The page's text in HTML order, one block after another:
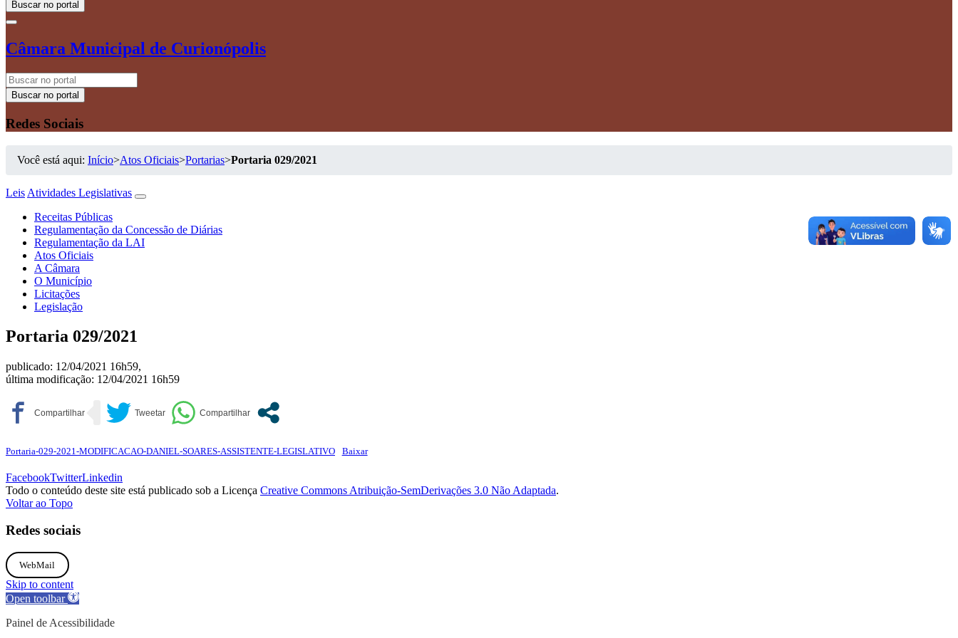
Buscar no portal
Câmara Municipal de Curionópolis
Buscar no portal
Redes Sociais
Você está aqui: Início>Atos Oficiais>Portarias>Portaria 029/2021
Leis Atividades Legislativas
Receitas Públicas
Regulamentação da Concessão de Diárias
Regulamentação da LAI
Atos Oficiais
A Câmara
O Município
Licitações
Legislação
Portaria 029/2021
publicado: 12/04/2021 16h59,
última modificação: 12/04/2021 16h59
Portaria-029-2021-MODIFICACAO-DANIEL-SOARES-ASSISTENTE-LEGISLATIVO Baixar
FacebookTwitterLinkedin
Todo o conteúdo deste site está publicado sob a Licença Creative Commons Atribuição-SemDerivações 3.0 Não Adaptada.
Voltar ao Topo
Redes sociais
WebMail
Skip to content
Open toolbar
Painel de Acessibilidade